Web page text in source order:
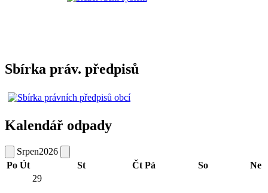
Sbírka práv. předpisů
Kalendář odpady
Srpen2026
Po Út St Čt Pá So Ne
29